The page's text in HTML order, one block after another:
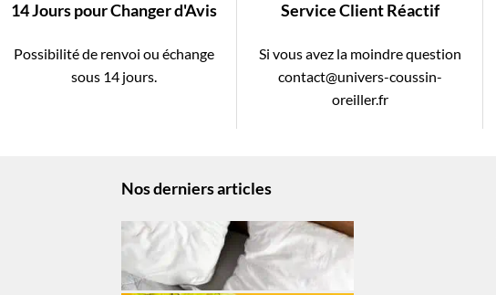
14 Jours pour Changer d'Avis
Possibilité de renvoi ou échange
sous 14 jours.
Service Client Réactif
Si vous avez la moindre question
contact@univers-coussin-
oreiller.fr
Nos derniers articles